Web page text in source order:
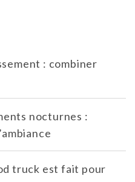
: combiner
nocturnes :
truck est fait pour